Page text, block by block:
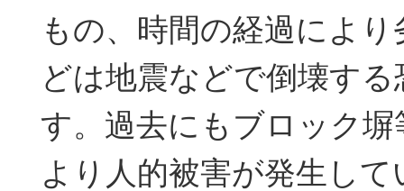
もの、時間の経過によ
どは地震などで倒壊す
す。過去にもブロック
より人的被害が発生し